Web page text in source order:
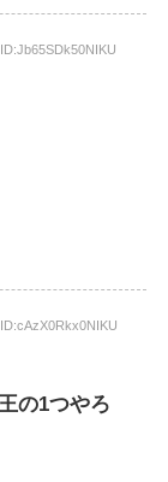
の1つやろ